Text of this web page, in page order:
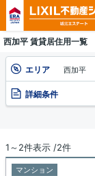
西加平 賃貸居住用一覧
エリア 西加平
詳細条件
1～2件表示 /2件
マンション